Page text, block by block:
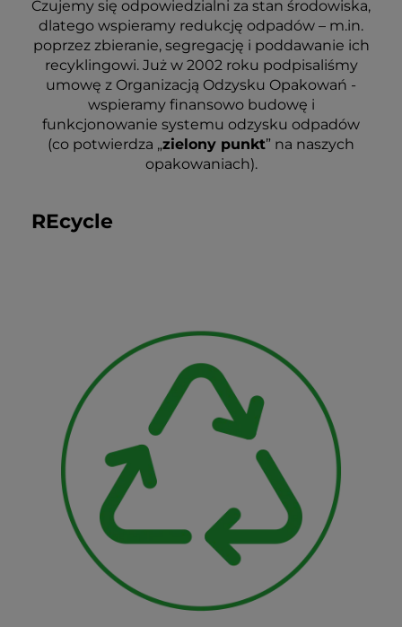
Czujemy się odpowiedzialni za stan środowiska,
dlatego wspieramy redukcję odpadów – m.in.
poprzez zbieranie, segregację i poddawanie ich
recyklingowi. Już w 2002 roku podpisaliśmy
umowę z Organizacją Odzysku Opakowań -
wspieramy finansowo budowę i
funkcjonowanie systemu odzysku odpadów
(co potwierdza „zielony punkt” na naszych
opakowaniach).
REcycle